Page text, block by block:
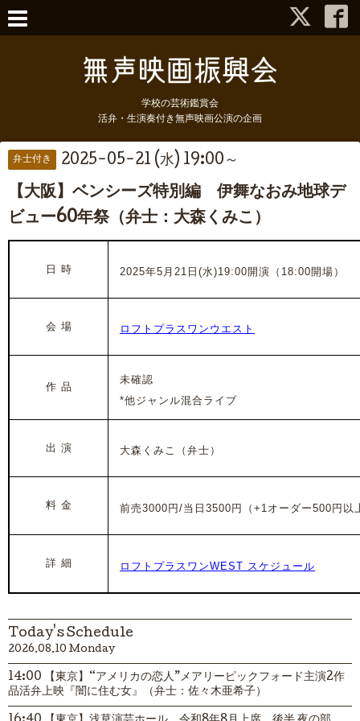
学校の芸術鑑賞会
活弁・生演奏付き無声映画公演の企画
弁士付き 2025-05-21 (水) 19:00～
【大阪】ベンシーズ特別編 伊舞なおみ地球デ
ビュー60年祭（弁士：大森くみこ）
日 時 2025年5月21日(水)19:00開演（18:00開場）
会 場 ロフトプラスワンウエスト
作 品
未確認
*他ジャンル混合ライブ
出 演 大森くみこ（弁士）
料 金 前売3000円/当日3500円（+1オーダー500円以
詳 細 ロフトプラスワンWEST スケジュール
Today's Schedule
2026.08.10 Monday
14:00 【東京】“アメリカの恋人”メアリーピックフォード主演2作
品活弁上映『闇に住む女』（弁士：佐々木亜希子）